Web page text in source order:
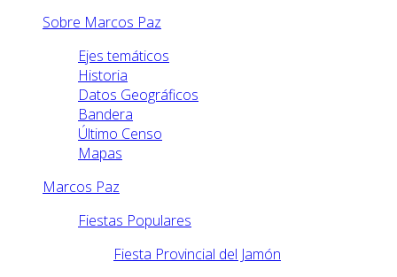
Sobre Marcos Paz
Ejes temáticos
Historia
Datos Geográficos
Bandera
Último Censo
Mapas
Marcos Paz
Fiestas Populares
Fiesta Provincial del Jamón